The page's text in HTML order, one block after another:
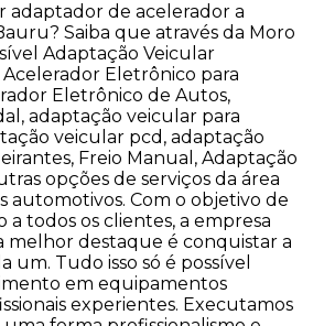
adaptador de acelerador a
Saiba que através da Moro
Adaptação Veicular
Acelerador Eletrônico para
Eletrônico de Autos,
adaptação veicular para
veicular pcd, adaptação
Freio Manual, Adaptação
opções de serviços da área
automotivos. Com o objetivo de
a todos os clientes, a empresa
melhor destaque é conquistar a
um. Tudo isso só é possível
em equipamentos
experientes. Executamos